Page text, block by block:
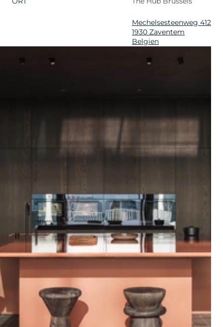
Mechelsesteenweg 412
1930 Zaventem
Belgien